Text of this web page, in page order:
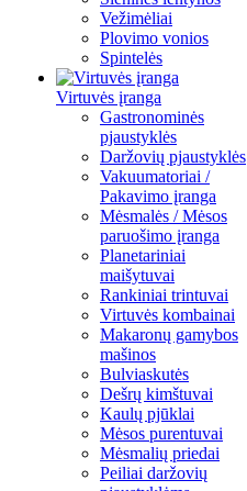
Vežimėliai
Plovimo vonios
Spintelės
Virtuvės įranga
Gastronominės
pjaustyklės
Daržovių pjaustyklės
Vakuumatoriai /
Pakavimo įranga
Mėsmalės / Mėsos
paruošimo įranga
Planetariniai
maišytuvai
Rankiniai trintuvai
Virtuvės kombainai
Makaronų gamybos
mašinos
Bulviaskutės
Dešrų kimštuvai
Kaulų pjūklai
Mėsos purentuvai
Mėsmalių priedai
Peiliai daržovių